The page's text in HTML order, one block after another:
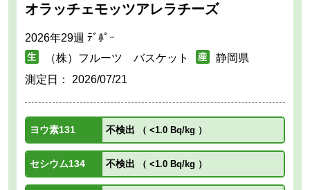
オラッチェモッツアレラチーズ
2026年29週 ﾃﾞﾎﾟｰ
（株）フルーツ バスケット
静岡県
測定日： 2026/07/21
ヨウ素131 不検出 （ <1.0 Bq/kg ）
セシウム134 不検出 （ <1.0 Bq/kg ）